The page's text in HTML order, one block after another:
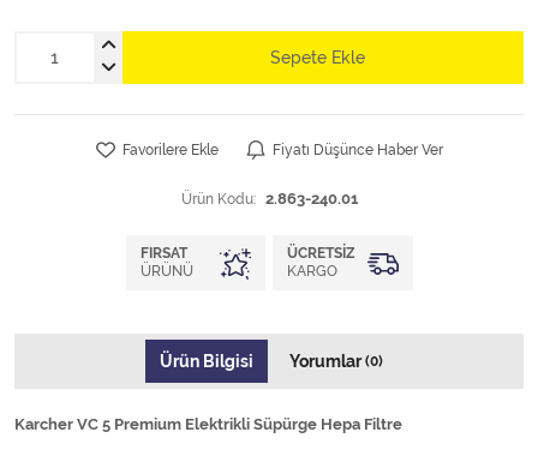
Sepete Ekle
Favorilere Ekle Fiyatı Düşünce Haber Ver
Ürün Kodu: 2.863-240.01
FIRSAT
ÜRÜNÜ
ÜCRETSIZ
KARGO
Ürün Bilgisi Yorumlar(0)
Karcher VC 5 Premium Elektrikli Süpürge Hepa Filtre